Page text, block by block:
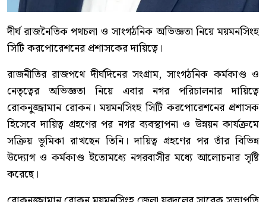
দীর্ঘ রাজনৈতিক পথচলা ও সাংগঠনিক অভিজ্ঞতা নিয়ে ময়মনসিংহ
সিটি করপোরেশনের প্রশাসকের দায়িত্বে।
রাজনীতির রাজপথে দীর্ঘদিনের সংগ্রাম, সাংগঠনিক কর্মকাণ্ড ও
নেতৃত্বের অভিজ্ঞতা নিয়ে এবার নগর পরিচালনার দায়িত্বে
রোকনুজ্জামান রোকন। ময়মনসিংহ সিটি করপোরেশনের প্রশাসক
হিসেবে দায়িত্ব গ্রহণের পর নগর ব্যবস্থাপনা ও উন্নয়ন কার্যক্রমে
সক্রিয় ভূমিকা রাখছেন তিনি। দায়িত্ব গ্রহণের পর তাঁর বিভিন্ন
উদ্যোগ ও কর্মকাণ্ড ইতোমধ্যে নগরবাসীর মধ্যে আলোচনার সৃষ্টি
করেছে।